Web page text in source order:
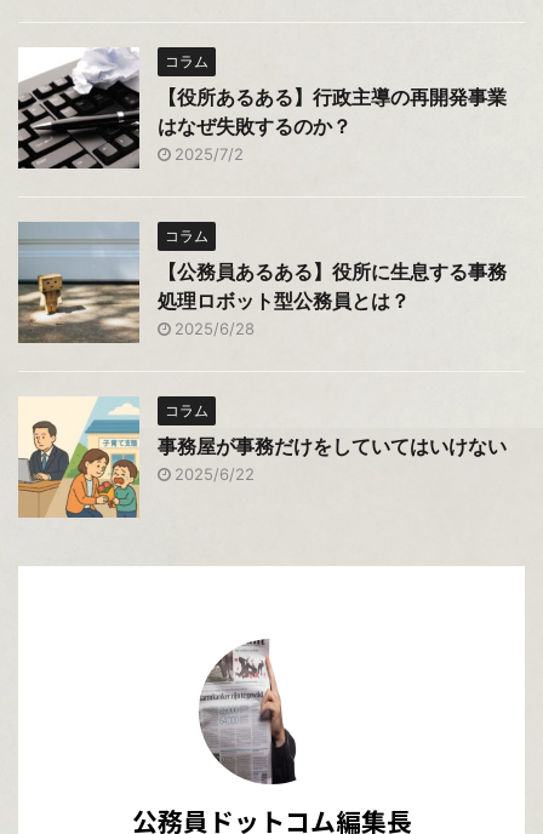
コラム
【役所あるある】行政主導の再開発事業
はなぜ失敗するのか？
2025/7/2
コラム
【公務員あるある】役所に生息する事務
処理ロボット型公務員とは？
2025/6/28
コラム
事務屋が事務だけをしていてはいけない
2025/6/22
公務員ドットコム編集長